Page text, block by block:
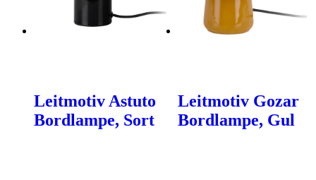
Leitmotiv Astuto
Bordlampe, Sort
Leitmotiv Gozar
Bordlampe, Gul